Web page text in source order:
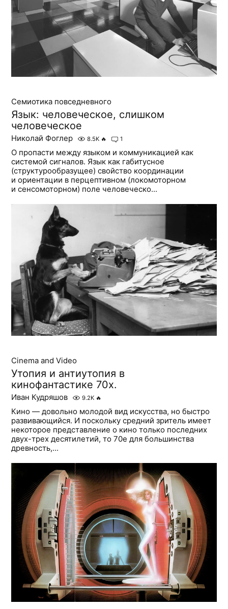
Семиотика повседневного
Язык: человеческое, слишком
человеческое
Николай Фоглер 8.5K 🔥 1
О пропасти между языком и коммуникацией как
системой сигналов. Язык как габитусное
(структурообразущее) свойство координации
и ориентации в перцептивном (локомоторном
и сенсомоторном) поле человеческо...
Cinema and Video
Утопия и антиутопия в
кинофантастике 70х.
Иван Кудряшов 9.2K 🔥
Кино — довольно молодой вид искусства, но быстро
развивающийся. И поскольку средний зритель имеет
некоторое представление о кино только последних
двух-трех десятилетий, то 70е для большинства
древность,...